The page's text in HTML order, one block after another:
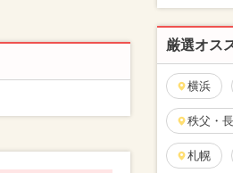
厳選オス
横浜
秩父・
札幌